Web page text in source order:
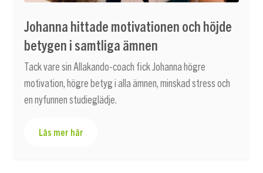
Johanna hittade motivationen och höjde
betygen i samtliga ämnen
Tack vare sin Allakando-coach fick Johanna högre
motivation, högre betyg i alla ämnen, minskad stress och
en nyfunnen studieglädje.
Läs mer här